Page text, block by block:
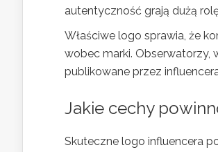
autentyczność grają dużą
Właściwe logo sprawia, że
wobec marki. Obserwatorzy,
publikowane przez
Jakie cechy
Skuteczne logo influencera